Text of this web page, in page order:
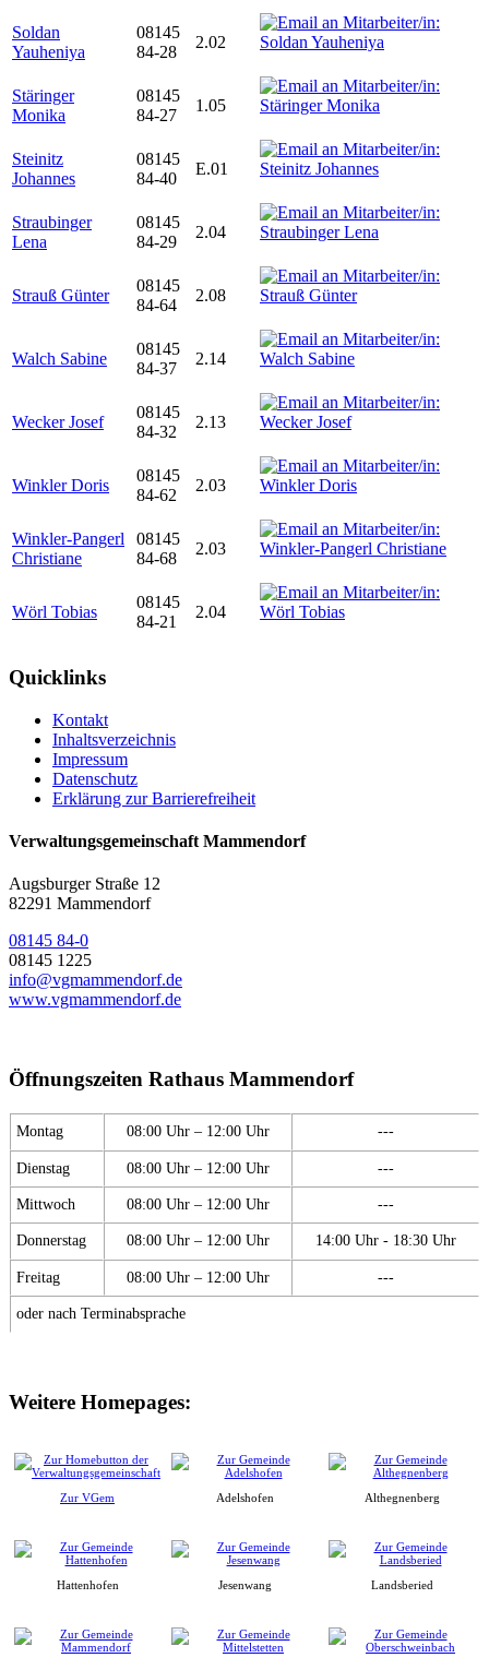
Soldan
Yauheniya
08145
84-28
2.02
Stäringer
Monika
08145
84-27
1.05
Steinitz
Johannes
08145
84-40
E.01
Straubinger
Lena
08145
84-29
2.04
Strauß Günter
08145
84-64
2.08
Walch Sabine
08145
84-37
2.14
Wecker Josef
08145
84-32
2.13
Winkler Doris
08145
84-62
2.03
Winkler-Pangerl
Christiane
08145
84-68
2.03
Wörl Tobias
08145
84-21
2.04
Quicklinks
Kontakt
Inhaltsverzeichnis
Impressum
Datenschutz
Erklärung zur Barrierefreiheit
Verwaltungsgemeinschaft Mammendorf
Augsburger Straße 12
82291 Mammendorf
08145 84-0
08145 1225
info@vgmammendorf.de
www.vgmammendorf.de
Öffnungszeiten Rathaus Mammendorf
Montag 08:00 Uhr – 12:00 Uhr ---
Dienstag 08:00 Uhr – 12:00 Uhr ---
Mittwoch 08:00 Uhr – 12:00 Uhr ---
Donnerstag 08:00 Uhr – 12:00 Uhr 14:00 Uhr - 18:30 Uhr
Freitag 08:00 Uhr – 12:00 Uhr ---
oder nach Terminabsprache
Weitere Homepages:
Zur VGem Adelshofen Althegnenberg
Hattenhofen Jesenwang Landsberied